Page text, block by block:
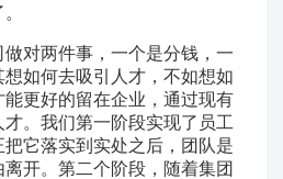
对两件事，一个是分钱，一
如何去吸引人才，不如想如
更好的留在企业，通过现有
。我们第一阶段实现了员工
它落实到实处之后，团队是
开。第二个阶段，随着集团